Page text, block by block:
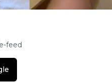
feed